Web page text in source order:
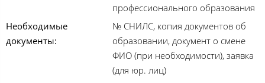
профессионального образования
Необходимые
документы:
№ СНИЛС, копия документов об
образовании, документ о смене
ФИО (при необходимости), заявка
(для юр. лиц)